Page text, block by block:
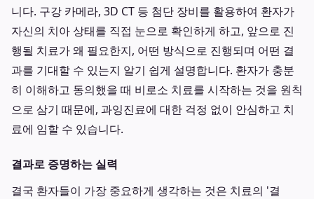
니다. 구강 카메라, 3D CT 등 첨단 장비를 활용하여 환자가
자신의 치아 상태를 직접 눈으로 확인하게 하고, 앞으로 진
행될 치료가 왜 필요한지, 어떤 방식으로 진행되며 어떤 결
과를 기대할 수 있는지 알기 쉽게 설명합니다. 환자가 충분
히 이해하고 동의했을 때 비로소 치료를 시작하는 것을 원칙
으로 삼기 때문에, 과잉진료에 대한 걱정 없이 안심하고 치
료에 임할 수 있습니다.
결과로 증명하는 실력
결국 환자들이 가장 중요하게 생각하는 것은 치료의 '결